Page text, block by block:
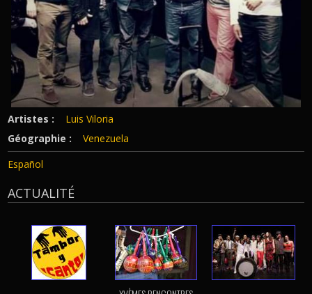
Artistes :
Luis Viloria
Géographie :
Venezuela
Español
ACTUALITÉ